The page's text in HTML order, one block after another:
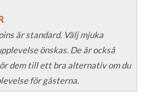
är standard. Välj mjuka
önskas. De är också
dem till ett bra alternativ om du
för gästerna.